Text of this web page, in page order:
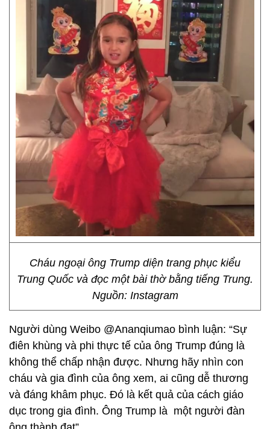
Cháu ngoại ông Trump diện trang phục kiểu
Trung Quốc và đọc một bài thờ bằng tiếng Trung.
Nguồn: Instagram
Người dùng Weibo @Ananqiumao bình luận: “Sự
điên khùng và phi thực tế của ông Trump đúng là
không thể chấp nhận được. Nhưng hãy nhìn con
cháu và gia đình của ông xem, ai cũng dễ thương
và đáng khâm phục. Đó là kết quả của cách giáo
dục trong gia đình. Ông Trump là một người đàn